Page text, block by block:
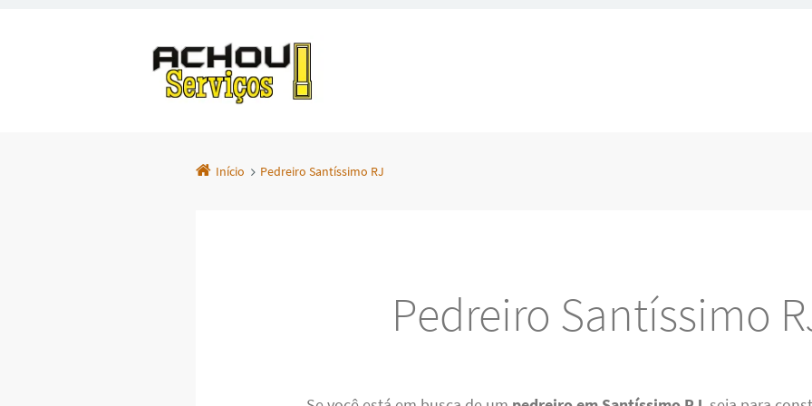
Início Pedreiro Santíssimo RJ
Pedreiro Santíssimo